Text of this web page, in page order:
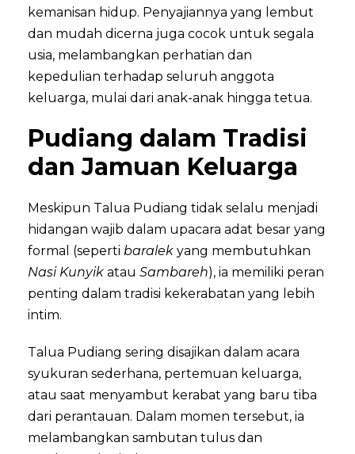
kemanisan hidup. Penyajiannya yang lembut
dan mudah dicerna juga cocok untuk segala
usia, melambangkan perhatian dan
kepedulian terhadap seluruh anggota
keluarga, mulai dari anak-anak hingga tetua.
Pudiang dalam Tradisi
dan Jamuan Keluarga
Meskipun Talua Pudiang tidak selalu menjadi
hidangan wajib dalam upacara adat besar yang
formal (seperti baralek yang membutuhkan
Nasi Kunyik atau Sambareh), ia memiliki peran
penting dalam tradisi kekerabatan yang lebih
intim.
Talua Pudiang sering disajikan dalam acara
syukuran sederhana, pertemuan keluarga,
atau saat menyambut kerabat yang baru tiba
dari perantauan. Dalam momen tersebut, ia
melambangkan sambutan tulus dan